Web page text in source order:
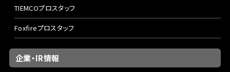
TIEMCOプロスタッフ
Foxfireプロスタッフ
企業・IR情報